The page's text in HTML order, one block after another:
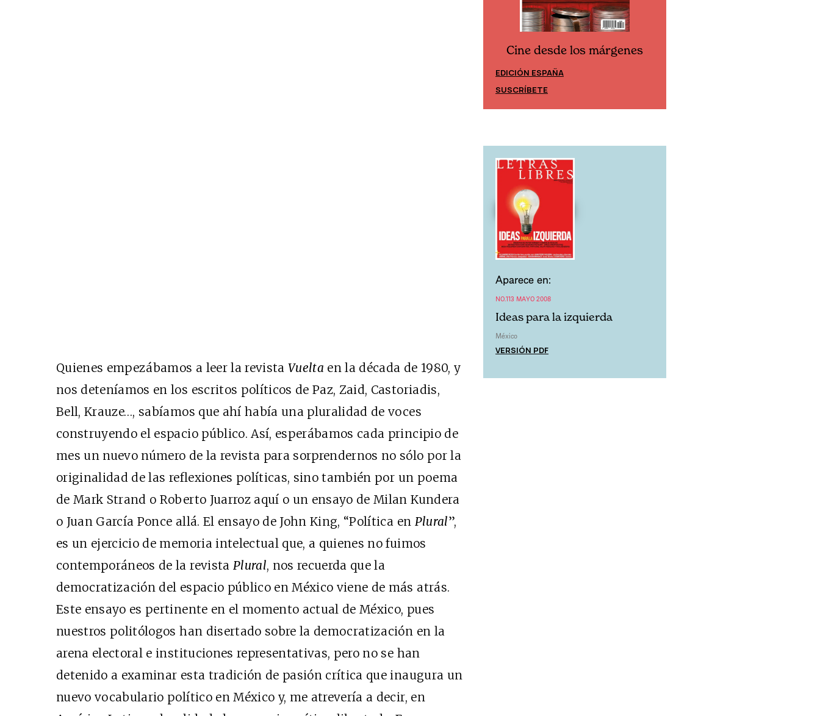
Quienes empezábamos a leer la revista Vuelta en la década de 1980, y
nos deteníamos en los escritos políticos de Paz, Zaid, Castoriadis,
Bell, Krauze…, sabíamos que ahí había una pluralidad de voces
construyendo el espacio público. Así, esperábamos cada principio de
mes un nuevo número de la revista para sorprendernos no sólo por la
originalidad de las reflexiones políticas, sino también por un poema
de Mark Strand o Roberto Juarroz aquí o un ensayo de Milan Kundera
o Juan García Ponce allá. El ensayo de John King, “Política en Plural”,
es un ejercicio de memoria intelectual que, a quienes no fuimos
contemporáneos de la revista Plural, nos recuerda que la
democratización del espacio público en México viene de más atrás.
Este ensayo es pertinente en el momento actual de México, pues
nuestros politólogos han disertado sobre la democratización en la
arena electoral e instituciones representativas, pero no se han
detenido a examinar esta tradición de pasión crítica que inaugura un
nuevo vocabulario político en México y, me atrevería a decir, en
Cine desde los márgenes
EDICIÓN ESPAÑA
SUSCRÍBETE
Aparece en:
NO.113 MAYO 2008
Ideas para la izquierda
México
VERSIÓN PDF